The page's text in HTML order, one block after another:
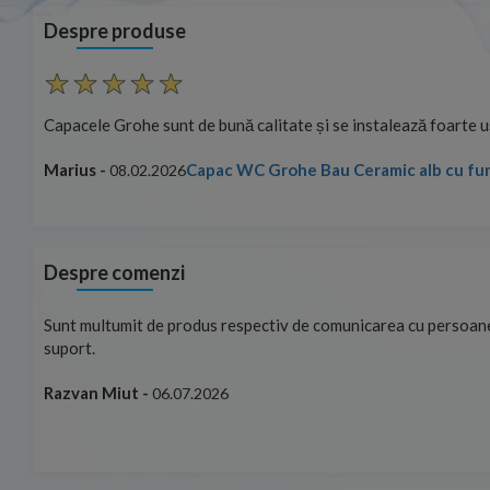
Despre produse
Calitate si pret excelent.
Elvis -03.11.2025Vas WC Ideal Standard Connect back-to-
Despre comenzi
Promti și eficienti